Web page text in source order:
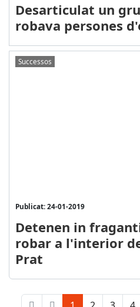
Desarticulat un
robava persones
Successos
Publicat: 24-01-2019
Detenen in
robar a l'interior
Prat